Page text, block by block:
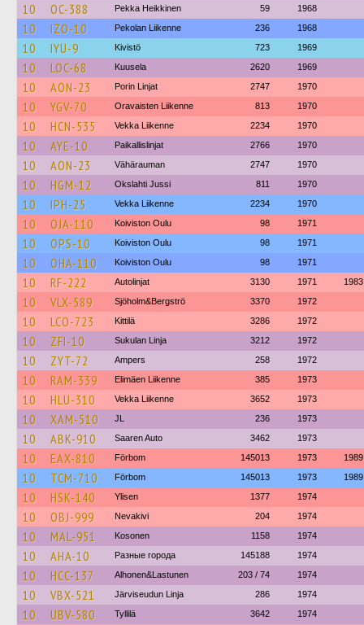
10 OC-388 Pekka Heikkinen 59 1968
10 IZO-10 Pekolan Liikenne 236 1968
10 IYU-9 Kivistö 723 1969
10 LOC-68 Kuusela 2620 1969
10 AON-23 Porin Linjat 2747 1970
10 YGV-70 Oravaisten Liikenne 813 1970
10 HCN-535 Vekka Liikenne 2234 1970
10 AYE-10 Paikallislinjat 2766 1970
10 AON-23 Vähärauman 2747 1970
10 HGM-12 Okslahti Jussi 811 1970
10 IPH-25 Vekka Liikenne 2234 1970
10 OJA-110 Koiviston Oulu 98 1971
10 OPS-10 Koiviston Oulu 98 1971
10 OHA-110 Koiviston Oulu 98 1971
10 RF-222 Autolinjat 3130 1971 1983
10 VLX-589 Sjöholm&Bergströ 3370 1972
10 LCO-723 Kittilä 3286 1972
10 ZFI-10 Sukulan Linja 3212 1972
10 ZYT-72 Ampers 258 1972
10 RAM-339 Elimäen Liikenne 385 1973
10 HLU-310 Vekka Liikenne 3652 1973
10 XAM-510 JL 236 1973
10 ABK-910 Saaren Auto 3462 1973
10 EAX-810 Förbom 145013 1973 1989
10 TCM-710 Förbom 145013 1973 1989
10 HSK-140 Ylisen 1377 1974
10 OBJ-999 Nevakivi 204 1974
10 MAL-951 Kosonen 1158 1974
10 AHA-10 Разные города 145188 1974
10 HCC-137 Alhonen&Lastunen 203 / 74 1974
10 VBX-521 Järviseudun Linja 286 1974
10 UBV-580 Tyllilä 3642 1974